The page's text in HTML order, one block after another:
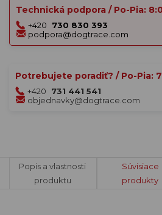
Technická podpora / Po-Pia:
+420
730 830 393
podpora@dogtrace.com
Potrebujete poradiť? / Po-Pia:
+420
731 441 541
objednavky@dogtrace.com
Popis a vlastnosti
produktu
Súvisiace
produkty